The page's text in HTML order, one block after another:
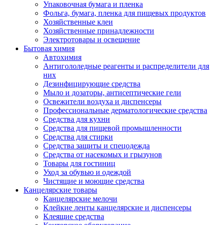
Упаковочная бумага и пленка
Фольга, бумага, пленка для пищевых продуктов
Хозяйственные клеи
Хозяйственные принадлежности
Электротовары и освещение
Бытовая химия
Автохимия
Антигололедные реагенты и распределители для
них
Дезинфицирующие средства
Мыло и дозаторы, антисептические гели
Освежители воздуха и диспенсеры
Профессиональные дерматологические средства
Средства для кухни
Средства для пищевой промышленности
Средства для стирки
Средства защиты и спецодежда
Средства от насекомых и грызунов
Товары для гостиниц
Уход за обувью и одеждой
Чистящие и моющие средства
Канцелярские товары
Канцелярские мелочи
Клейкие ленты канцелярские и диспенсеры
Клеящие средства